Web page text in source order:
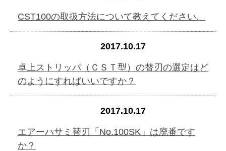
CST100の取扱方法について教えてください。
2017.10.17
卓上ストリッパ（ＣＳＴ型）の替刃の選定はど
のようにすればいいですか？
2017.10.17
エアーハサミ替刃「No.100SK」は廃番です
か？